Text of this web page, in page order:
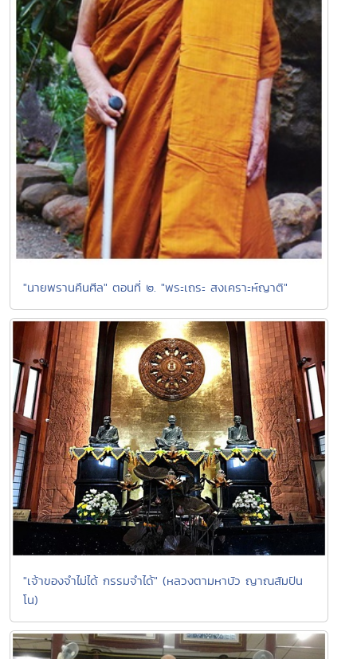
"นายพรานคืนศีล" ตอนที่ ๒. "พระเถระ สงเคราะห์ญาติ"
"เจ้าของจำไม่ได้ กรรมจำได้" (หลวงตามหาบัว ญาณสัมปัน
โน)